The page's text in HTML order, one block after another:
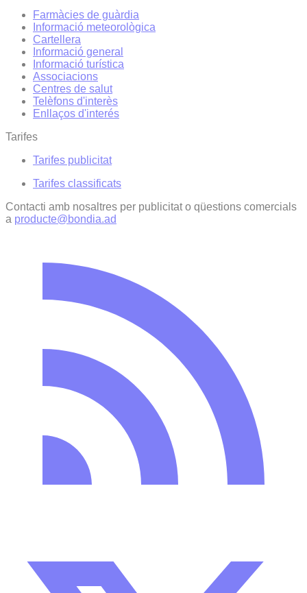
Farmàcies de guàrdia
Informació meteorològica
Cartellera
Informació general
Informació turística
Associacions
Centres de salut
Telèfons d'interès
Enllaços d'interés
Tarifes
Tarifes publicitat
Tarifes classificats
Contacti amb nosaltres per publicitat o qüestions comercials
a producte@bondia.ad